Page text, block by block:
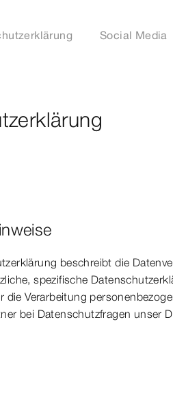
Social Media
beschreibt die
spezifische
die Verarbeitung
bei Datenschutzfragen unser